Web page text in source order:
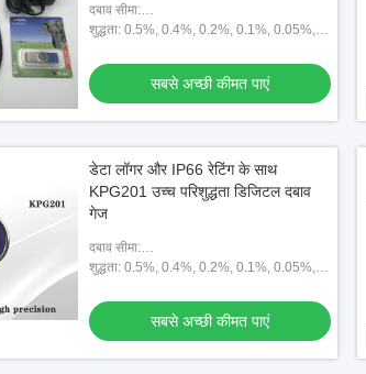
दबाव सीमा:
-100kpa~250pa~5kpa~250Mpa
शुद्धता: 0.5%, 0.4%, 0.2%, 0.1%, 0.05%,
सबसे अच्छी कीमत पाएं
डेटा लॉगर और IP66 रेटिंग के साथ
KPG201 उच्च परिशुद्धता डिजिटल दबाव
गेज
दबाव सीमा:
-100kpa~250pa~5kpa~250Mpa
शुद्धता: 0.5%, 0.4%, 0.2%, 0.1%, 0.05%,
सबसे अच्छी कीमत पाएं